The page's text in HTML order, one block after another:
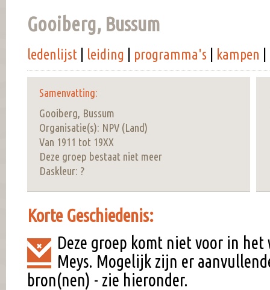
Gooiberg, Bussum
ledenlijst leiding programma's kampen
Samenvatting:
Gooiberg, Bussum
Organisatie(s): NPV (Land)
Van 1911 tot 19XX
Deze groep bestaat niet meer
Daskleur: ?
Korte Geschiedenis:
Deze groep komt niet voor in
Meys. Mogelijk zijn er
bron(nen) - zie hieronder.